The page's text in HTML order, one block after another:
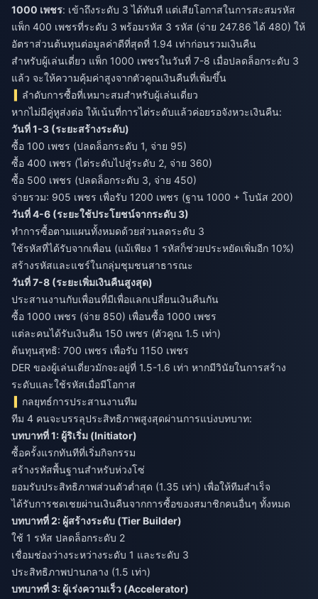
1000 เพชร: เข้าถึงระดับ 3 ได้ทันที แต่เสียโอกาสในการสะสมรหัส
แพ็ก 400 เพชรที่ระดับ 3 พร้อมรหัส 3 รหัส (จ่าย 247.86 ได้ 480) ให้
อัตราส่วนต้นทุนต่อมูลค่าดีที่สุดที่ 1.94 เท่าก่อนรวมเงินคืน
สำหรับผู้เล่นเดี่ยว แพ็ก 1000 เพชรในวันที่ 7-8 เมื่อปลดล็อกระดับ 3
แล้ว จะให้ความคุ้มค่าสูงจากตัวคูณเงินคืนที่เพิ่มขึ้น
ลำดับการซื้อที่เหมาะสมสำหรับผู้เล่นเดี่ยว
หากไม่มีคู่หูส่งต่อ ให้เน้นที่การไต่ระดับแล้วค่อยรอจังหวะเงินคืน:
วันที่ 1-3 (ระยะสร้างระดับ)
ซื้อ 100 เพชร (ปลดล็อกระดับ 1, จ่าย 95)
ซื้อ 400 เพชร (ไต่ระดับไปสู่ระดับ 2, จ่าย 360)
ซื้อ 500 เพชร (ปลดล็อกระดับ 3, จ่าย 450)
จ่ายรวม: 905 เพชร เพื่อรับ 1200 เพชร (ฐาน 1000 + โบนัส 200)
วันที่ 4-6 (ระยะใช้ประโยชน์จากระดับ 3)
ทำการซื้อตามแผนทั้งหมดด้วยส่วนลดระดับ 3
ใช้รหัสที่ได้รับจากเพื่อน (แม้เพียง 1 รหัสก็ช่วยประหยัดเพิ่มอีก 10%)
สร้างรหัสและแชร์ในกลุ่มชุมชนสาธารณะ
วันที่ 7-8 (ระยะเพิ่มเงินคืนสูงสุด)
ประสานงานกับเพื่อนที่มีเพื่อแลกเปลี่ยนเงินคืนกัน
ซื้อ 1000 เพชร (จ่าย 850) เพื่อนซื้อ 1000 เพชร
แต่ละคนได้รับเงินคืน 150 เพชร (ตัวคูณ 1.5 เท่า)
ต้นทุนสุทธิ: 700 เพชร เพื่อรับ 1150 เพชร
DER ของผู้เล่นเดี่ยวมักจะอยู่ที่ 1.5-1.6 เท่า หากมีวินัยในการสร้าง
ระดับและใช้รหัสเมื่อมีโอกาส
กลยุทธ์การประสานงานทีม
ทีม 4 คนจะบรรลุประสิทธิภาพสูงสุดผ่านการแบ่งบทบาท:
บทบาทที่ 1: ผู้ริเริ่ม (Initiator)
ซื้อครั้งแรกทันทีที่เริ่มกิจกรรม
สร้างรหัสพื้นฐานสำหรับห่วงโซ่
ยอมรับประสิทธิภาพส่วนตัวต่ำสุด (1.35 เท่า) เพื่อให้ทีมสำเร็จ
ได้รับการชดเชยผ่านเงินคืนจากการซื้อของสมาชิกคนอื่นๆ ทั้งหมด
บทบาทที่ 2: ผู้สร้างระดับ (Tier Builder)
ใช้ 1 รหัส ปลดล็อกระดับ 2
เชื่อมช่องว่างระหว่างระดับ 1 และระดับ 3
ประสิทธิภาพปานกลาง (1.5 เท่า)
บทบาทที่ 3: ผู้เร่งความเร็ว (Accelerator)